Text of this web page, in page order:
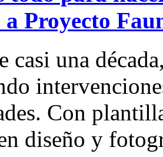
Proyecto
casi una
Con
diseño y